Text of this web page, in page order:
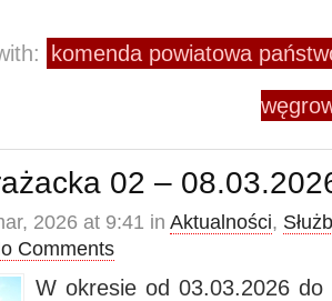
komenda powiatowa
02 –
2026 at 9:41 in Aktualności,
Comments
W okresie od 03.03.2026